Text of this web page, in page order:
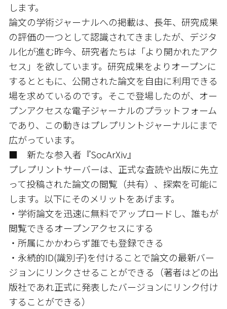
します。
論文の学術ジャーナルへの掲載は、長年、研究成果
の評価の一つとして認識されてきましたが、デジタ
ル化が進む昨今、研究者たちは「より開かれたアク
セス」を欲しています。研究成果をよりオープンに
するとともに、公開された論文を自由に利用できる
場を求めているのです。そこで登場したのが、オー
プンアクセスな電子ジャーナルのプラットフォーム
であり、この動きはプレプリントジャーナルにまで
広がっています。
■ 新たな参入者『SocArXiv』
プレプリントサーバーは、正式な査読や出版に先立
って投稿された論文の閲覧（共有）、探索を可能に
します。以下にそのメリットをあげます。
・学術論文を迅速に無料でアップロードし、誰もが
閲覧できるオープンアクセスにする
・所属にかかわらず誰でも登録できる
・永続的ID(識別子)を付けることで論文の最新バー
ジョンにリンクさせることができる（著者はどの出
版社であれ正式に発表したバージョンにリンク付け
することができる）